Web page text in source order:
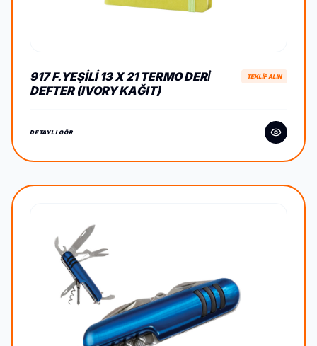
917 F.YEŞILI 13 X 21 TERMO DERİ
DEFTER (IVORY KAĞIT)
TEKLİF ALIN
DETAYLI GÖR